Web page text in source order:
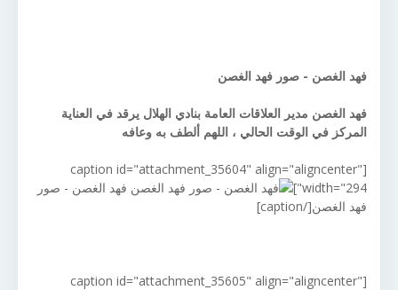
فهد الغصن - صور فهد الغصن
فهد الغصن مدير العلاقات العامة بنادي الهلال يرقد في العناية
المركز في الوقت الحالي ، اللهم ألطف به وعافه
[caption id="attachment_35604" align="aligncenter"
width="294"]
فهد الغصن - صور
فهد الغصن[/caption]
[caption id="attachment_35605" align="aligncenter"